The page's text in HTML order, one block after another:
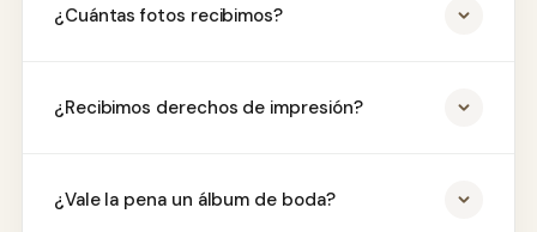
¿Cuántas fotos recibimos?
¿Recibimos derechos de impresión?
¿Vale la pena un álbum de boda?